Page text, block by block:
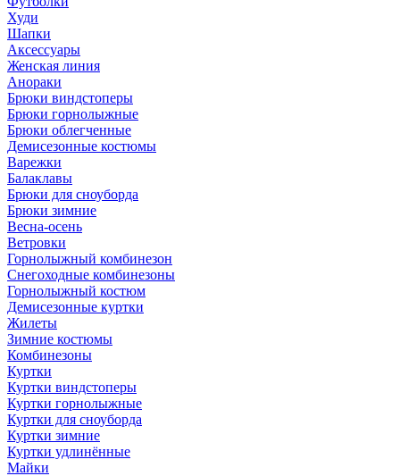
Худи
Шапки
Аксессуары
Женская линия
Анораки
Брюки виндстоперы
Брюки горнолыжные
Брюки облегченные
Демисезонные костюмы
Варежки
Балаклавы
Брюки для сноуборда
Брюки зимние
Весна-осень
Ветровки
Горнолыжный комбинезон
Снегоходные комбинезоны
Горнолыжный костюм
Демисезонные куртки
Жилеты
Зимние костюмы
Комбинезоны
Куртки
Куртки виндстоперы
Куртки горнолыжные
Куртки для сноуборда
Куртки зимние
Куртки удлинённые
Майки